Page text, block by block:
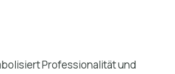
Professionalität und